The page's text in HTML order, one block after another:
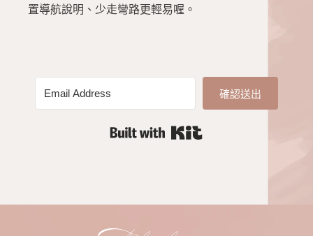
置導航說明、少走彎路更輕易喔。
確認送出